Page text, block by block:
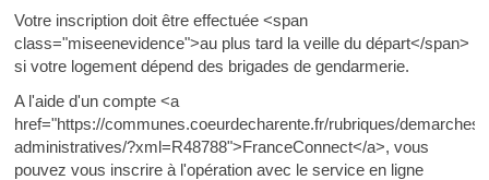
Votre inscription doit être effectuée <span
class="miseenevidence">au plus tard la veille du départ</span>
si votre logement dépend des brigades de gendarmerie.
A l'aide d'un compte <a
href="https://communes.coeurdecharente.fr/rubriques/demarches-
administratives/?xml=R48788">FranceConnect</a>, vous
pouvez vous inscrire à l'opération avec le service en ligne